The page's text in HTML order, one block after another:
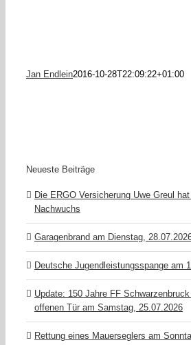
Jan Endlein2016-10-28T22:09:22+01:00
Neueste Beiträge
Die ERGO Versicherung Uwe Greul
Nachwuchs
Garagenbrand am Dienstag,
Deutsche Jugendleistungsspange am
Update: 150 Jahre FF
offenen Tür am Samstag, 25.07.2026
Rettung eines Mauerseglers am